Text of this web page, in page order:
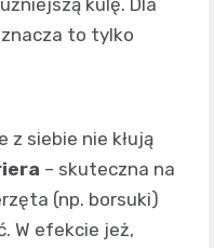
kulę. Dla
to tylko
z siebie nie kłują
– skuteczna na
(np. borsuki)
W efekcie jeż,